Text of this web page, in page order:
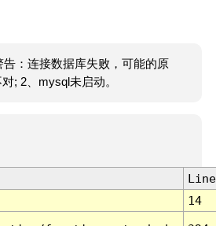
告：连接数据库失败，可能的原
; 2、mysql未启动。
Line
14